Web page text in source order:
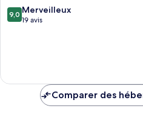
les-
Bains
9.0
sur
9,0 Merveilleux
19 avis
Comparer des